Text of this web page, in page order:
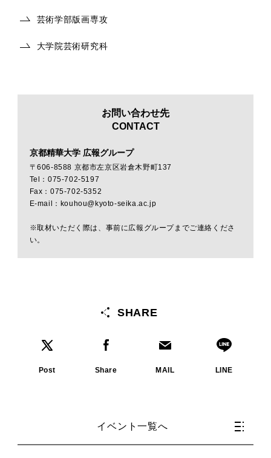
芸術学部版画専攻
大学院芸術研究科
お問い合わせ先
CONTACT
京都精華大学 広報グループ
〒606-8588 京都市左京区岩倉木野町137
Tel：075-702-5197
Fax：075-702-5352
E-mail：kouhou@kyoto-seika.ac.jp
※取材いただく際は、事前に広報グループまでご連絡くださ
い。
SHARE
Post Share MAIL LINE
イベント一覧へ